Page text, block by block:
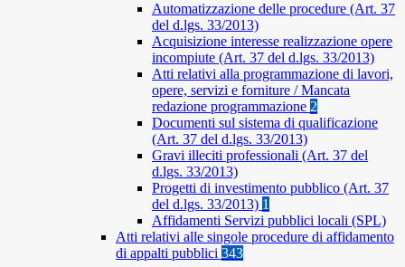
Automatizzazione delle procedure (Art. 37
del d.lgs. 33/2013)
Acquisizione interesse realizzazione opere
incompiute (Art. 37 del d.lgs. 33/2013)
Atti relativi alla programmazione di lavori,
opere, servizi e forniture / Mancata
redazione programmazione 2
Documenti sul sistema di qualificazione
(Art. 37 del d.lgs. 33/2013)
Gravi illeciti professionali (Art. 37 del
d.lgs. 33/2013)
Progetti di investimento pubblico (Art. 37
del d.lgs. 33/2013) 1
Affidamenti Servizi pubblici locali (SPL)
Atti relativi alle singole procedure di affidamento
di appalti pubblici 343